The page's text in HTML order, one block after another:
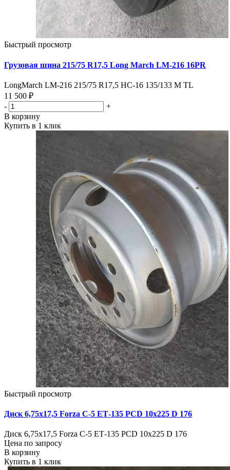
Быстрый просмотр
Грузовая шина 215/75 R17,5 Long March LM-216 16PR
LongMarch LM-216 215/75 R17,5 HC-16 135/133 M TL
11 500 ₽
-
+
В корзину
Купить в 1 клик
Быстрый просмотр
Диск 6,75х17,5 Forza C-5 ЕТ-135 PCD 10x225 D 176
Диск 6,75х17,5 Forza C-5 ЕТ-135 PCD 10x225 D 176
Цена по запросу
В корзину
Купить в 1 клик